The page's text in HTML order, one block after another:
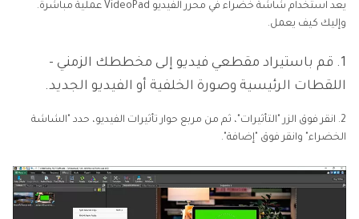
يعد استخدام شاشة خضراء في محرر الفيديو VideoPad عملية مباشرة.
وإليك كيف يعمل.
1. قم باستيراد مقطعي فيديو إلى مخططك الزمني -
اللقطات الرئيسية وصورة الخلفية أو الفيديو الجديد.
2. انقر فوق الزر "التأثيرات"، ثم من مربع حوار تأثيرات الفيديو، حدد "الشاشة
الخضراء" وانقر فوق "إضافة".